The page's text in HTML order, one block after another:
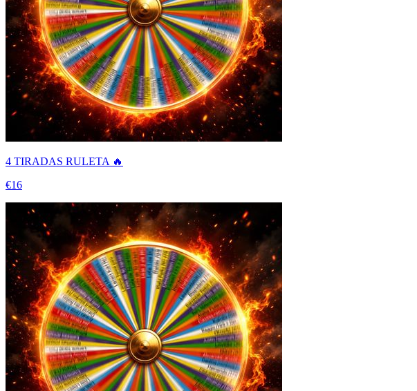
4 TIRADAS RULETA 🔥
€16